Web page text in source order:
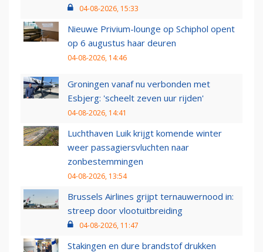
04-08-2026, 15:33
Nieuwe Privium-lounge op Schiphol opent
op 6 augustus haar deuren
04-08-2026, 14:46
Groningen vanaf nu verbonden met
Esbjerg: 'scheelt zeven uur rijden'
04-08-2026, 14:41
Luchthaven Luik krijgt komende winter
weer passagiersvluchten naar
zonbestemmingen
04-08-2026, 13:54
Brussels Airlines grijpt ternauwernood in:
streep door vlootuitbreiding
04-08-2026, 11:47
Stakingen en dure brandstof drukken